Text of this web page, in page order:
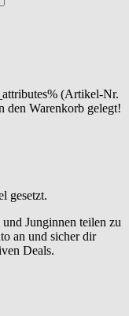
(Artikel-Nr.
den Warenkorb gelegt!
gesetzt.
Junginnen teilen zu
an und sicher dir
Deals.